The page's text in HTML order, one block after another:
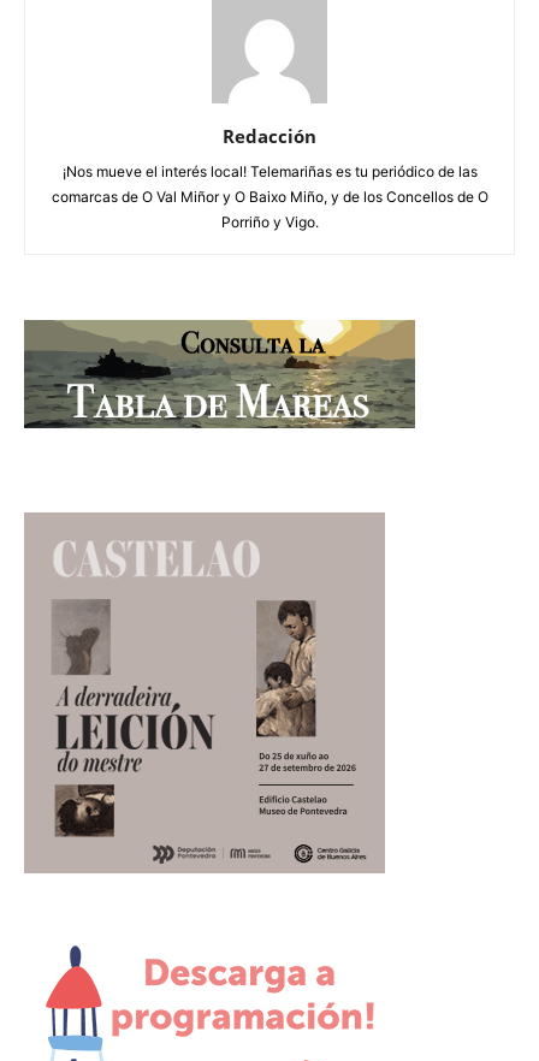
Redacción
¡Nos mueve el interés local! Telemariñas es tu periódico de las
comarcas de O Val Miñor y O Baixo Miño, y de los Concellos de O
Porriño y Vigo.